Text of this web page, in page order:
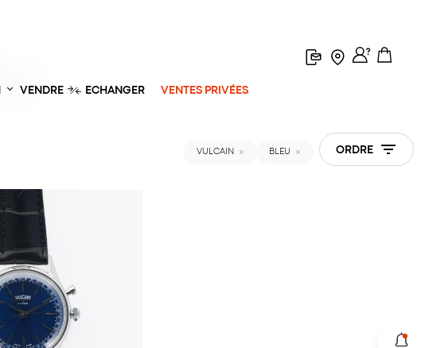
VENDRE ECHANGER VENTES PRIVÉES
VULCAIN BLEU ORDRE